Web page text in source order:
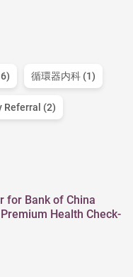
循環器内科 (1)
Referral (2)
for Bank of China
Health Check-